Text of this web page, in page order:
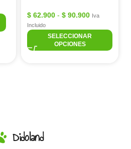
$ 62.900 - $ 90.900 Iva
Incluido
SELECCIONAR
OPCIONES
Didoland